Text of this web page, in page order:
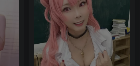
76.7M]
7th[48P-96.8M]
Edgerunners)[77P-67.2M]
79M]
(Honkai Star Rail) [69P-5V-323.6M]